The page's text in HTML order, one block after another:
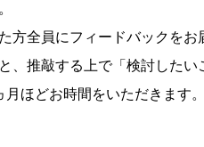
方全員にフィードバックを
、推敲する上で「検討した
ほどお時間をいただきます。